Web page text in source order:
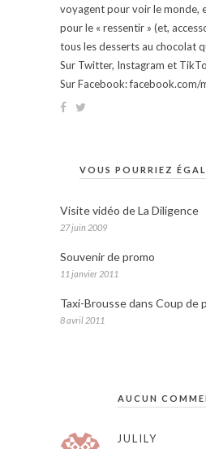
voyagent pour voir le monde,
pour le « ressentir » (et,
tous les desserts au chocolat
Sur Twitter, Instagram et
Sur Facebook:
VOUS POURRIEZ
Visite vidéo de La Diligence
27 juin 2009
Souvenir de promo
11 janvier 2011
Taxi-Brousse dans Coup de
8 avril 2011
AUCUN
JULILY